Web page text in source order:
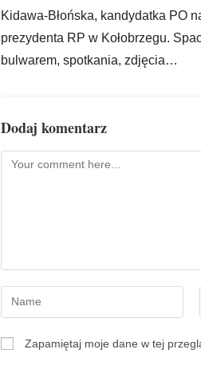
Kidawa-Błońska, kandydatka PO
prezydenta RP w Kołobrzegu.
bulwarem, spotkania, zdjęcia…
Dodaj komentarz
Zapamiętaj moje dane w tej